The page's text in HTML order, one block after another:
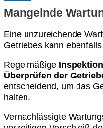
Mangelnde
Eine unzureichende
Getriebes kann
Regelmäßige
Überprüfen der
entscheidend, um das
halten.
Vernachlässigte